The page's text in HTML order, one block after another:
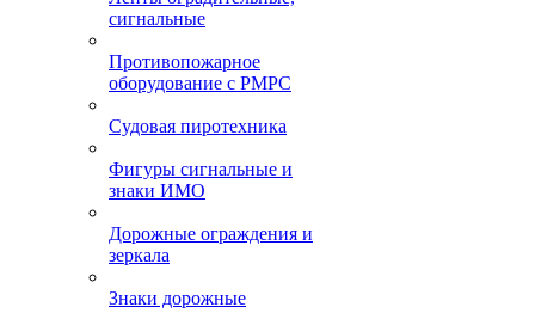
сигнальные
Противопожарное
оборудование с РМРС
Судовая пиротехника
Фигуры сигнальные и
знаки ИМО
Дорожные ограждения и
зеркала
Знаки дорожные